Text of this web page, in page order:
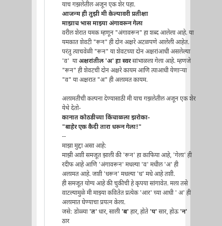
याच गझलेतील अजून एक शेर पहा.
आजन्म ही तुझी मी केल्यावरी प्रतीक्षा
माझाच भास माझ्या अंगावरून गेला
वरील शेरात यमक म्हणून "अंगावरून" हा शब्द आलेला आहे. या
यमकात शेवटी "रून" ही दोन अक्षरे अटळपणे आलेली आहेत.
परंतु त्याचवेळी "रून" या शेवटच्या दोन अक्षरांआधी असलेल्या
'व' याअक्षरांतील 'अ' हा स्वरसांभाळला गेला आहे. म्हणजे
"रून" ही शेवटची दोन अक्षरे कायम आणि त्याआधी येणाऱ्या
"व" या अक्षरात "अ" ही अलामत कायम.
अलामतीची कल्पना देण्यासाठी मी याच गझलेतील अजून एक शेर
येथे देतो-
कानात कोठडीच्या किंचाळला झरोका-
"बाहेर एक कैदी तारा धरून गेला!"
--
माझा मुद्दा असा आहे:
माझी अशी समजूत झाली की 'रून' हा काफिया आहे, 'गेला' ही
रदीफ आहे आणि 'अंगावरून' मधल्या 'व' मधील 'अ' ही
अलामत आहे. जशी 'धरून' मधल्या 'ध' मधे आहे तशी.
ही समजूत योग्य आहे की चुकीची हे कृपया सांगावेत. मला तसे
वाटल्यामुळे मी माझ्या कवितेत प्रत्येक 'आर' च्या आधी ' अ' ही
अलामात घेण्याचा प्रयत्न केला.
जसे: डोळ्या'त' धार, साली'ब' हार, होते'प' सार, होऊ'न'
ठार